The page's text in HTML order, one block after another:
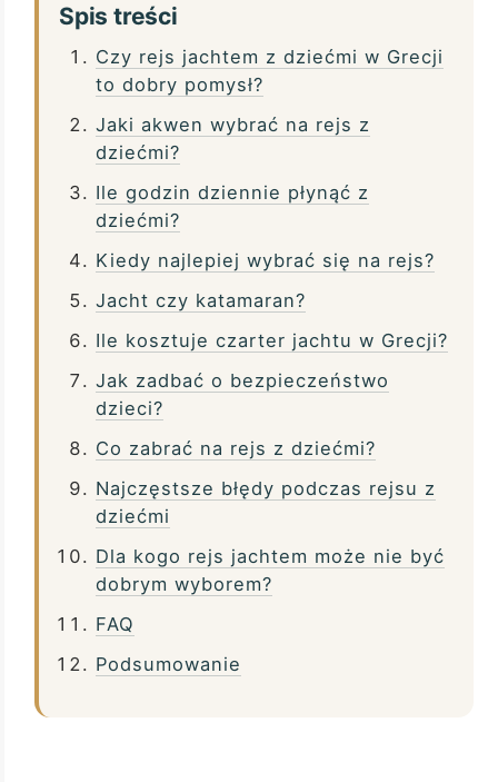
Spis treści
Czy rejs jachtem z dziećmi w Grecji
to dobry pomysł?
Jaki akwen wybrać na rejs z
dziećmi?
Ile godzin dziennie płynąć z
dziećmi?
Kiedy najlepiej wybrać się na rejs?
Jacht czy katamaran?
Ile kosztuje czarter jachtu w Grecji?
Jak zadbać o bezpieczeństwo
dzieci?
Co zabrać na rejs z dziećmi?
Najczęstsze błędy podczas rejsu z
dziećmi
Dla kogo rejs jachtem może nie być
dobrym wyborem?
FAQ
Podsumowanie